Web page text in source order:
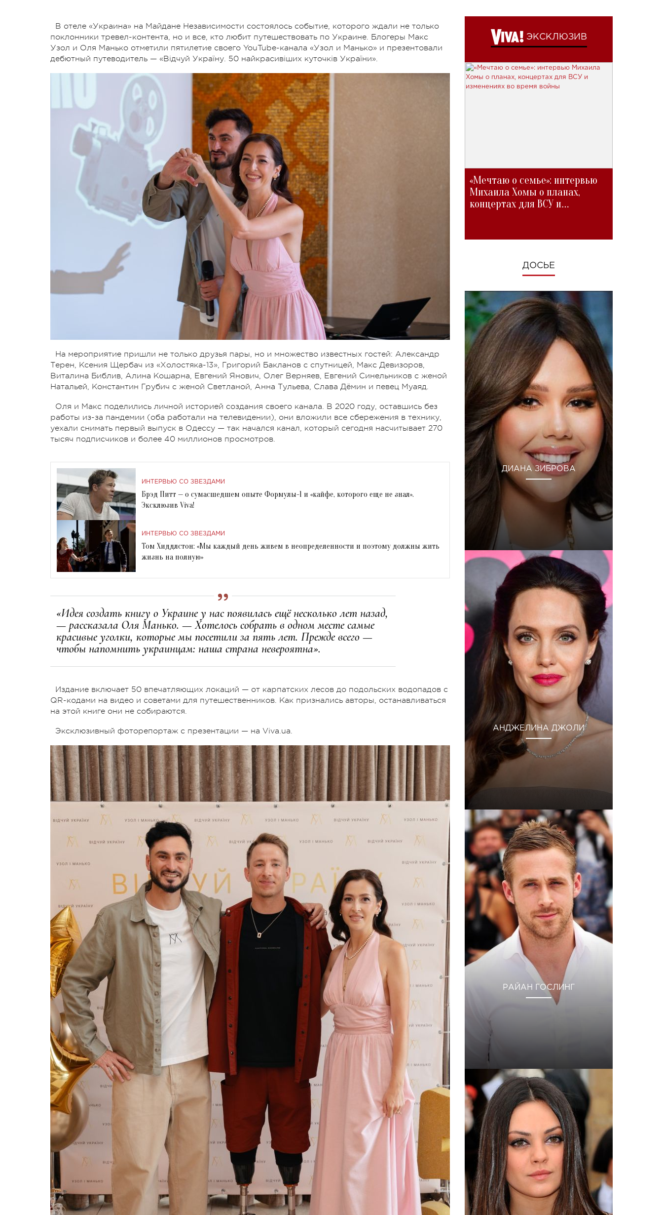
В отеле «Украина» на Майдане Независимости состоялось событие, которого ждали не только
поклонники тревел-контента, но и все, кто любит путешествовать по Украине. Блогеры Макс
Узол и Оля Манько отметили пятилетие своего YouTube-канала «Узол и Манько» и презентовали
дебютный путеводитель — «Відчуй Україну. 50 найкрасивіших куточків України».
На мероприятие пришли не только друзья пары, но и множество известных гостей: Александр
Терен, Ксения Щербач из «Холостяка-13», Григорий Бакланов с спутницей, Макс Девизоров,
Виталина Библив, Алина Кошарна, Евгений Янович, Олег Верняев, Евгений Синельников с женой
Натальей, Константин Грубич с женой Светланой, Анна Тульева, Слава Дёмин и певец Муаяд.
Оля и Макс поделились личной историей создания своего канала. В 2020 году, оставшись без
работы из-за пандемии (оба работали на телевидении), они вложили все сбережения в технику,
уехали снимать первый выпуск в Одессу — так начался канал, который сегодня насчитывает 270
тысяч подписчиков и более 40 миллионов просмотров.
ИНТЕРВЬЮ СО ЗВЕЗДАМИ
Брэд Питт — о сумасшедшем опыте Формулы-1 и «кайфе, которого еще не знал».
Эксклюзив Viva!
ИНТЕРВЬЮ СО ЗВЕЗДАМИ
Том Хиддлстон: «Мы каждый день живем в неопределенности и поэтому должны жить
жизнь на полную»
«Идея создать книгу о Украине у нас появилась ещё несколько лет назад,
— рассказала Оля Манько. — Хотелось собрать в одном месте самые
красивые уголки, которые мы посетили за пять лет. Прежде всего —
чтобы напомнить украинцам: наша страна невероятна».
Издание включает 50 впечатляющих локаций — от карпатских лесов до подольских водопадов с
QR-кодами на видео и советами для путешественников. Как признались авторы, останавливаться
на этой книге они не собираются.
Эксклюзивный фоторепортаж с презентации — на Viva.ua.
ЭКСКЛЮЗИВ
«Мечтаю о семье»: интервью
Михаила Хомы о планах,
концертах для ВСУ и
ДОСЬЕ
ДИАНА ЗИБРОВА
АНДЖЕЛИНА ДЖОЛИ
РАЙАН ГОСЛИНГ